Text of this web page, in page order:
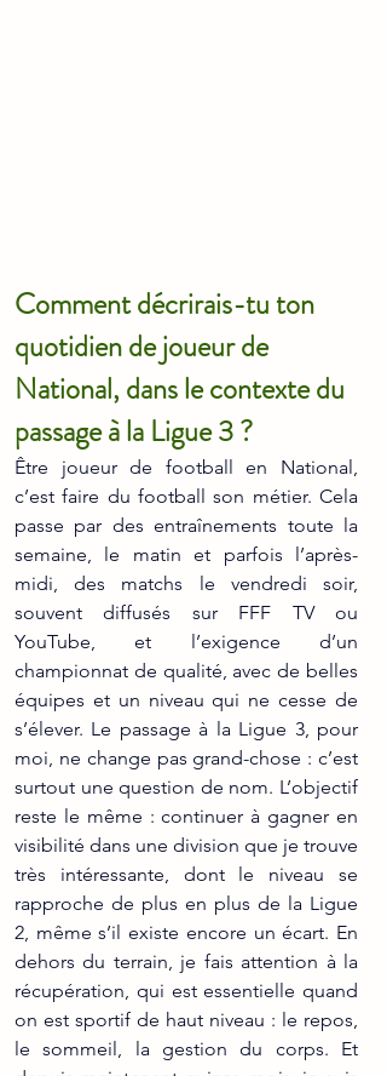
Comment décrirais-tu ton
quotidien de joueur de
National, dans le contexte du
passage à la Ligue 3 ?
Être joueur de football en National,
c’est faire du football son métier. Cela
passe par des entraînements toute la
semaine, le matin et parfois l’après-
midi, des matchs le vendredi soir,
souvent diffusés sur FFF TV ou
YouTube, et l’exigence d’un
championnat de qualité, avec de belles
équipes et un niveau qui ne cesse de
s’élever. Le passage à la Ligue 3, pour
moi, ne change pas grand-chose : c’est
surtout une question de nom. L’objectif
reste le même : continuer à gagner en
visibilité dans une division que je trouve
très intéressante, dont le niveau se
rapproche de plus en plus de la Ligue
2, même s’il existe encore un écart. En
dehors du terrain, je fais attention à la
récupération, qui est essentielle quand
on est sportif de haut niveau : le repos,
le sommeil, la gestion du corps. Et